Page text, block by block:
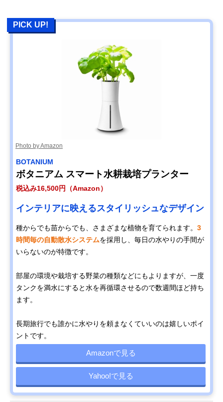
PICK UP!
Photo by Amazon
BOTANIUM
ボタニアム スマート水耕栽培プランター
税込み16,500円（Amazon）
インテリアに映えるスタイリッシュなデザイン
種からでも苗からでも、さまざまな植物を育てられます。 3
時間毎の自動散水システムを採用し、毎日の水やりの手間が
いらないのが特徴です。
部屋の環境や栽培する野菜の種類などにもよりますが、一度
タンクを満水にすると水を再循環させるので数週間ほど持ち
ます。
長期旅行でも誰かに水やりを頼まなくていいのは嬉しいポイ
ントです。
Amazonで見る
Yahoo!で見る